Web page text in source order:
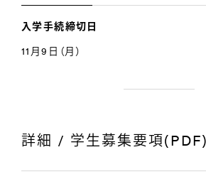
入学手続締切日
11月9日（月）
詳細 / 学生募集要項(PDF)